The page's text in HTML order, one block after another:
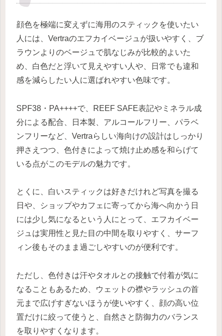
顔色を極端に変えずに海用のスティックを使いたい
人には、Vertraのエフカイベージュが扱いやすく、ブ
ラウンよりのベージュで肌なじみが比較的よいた
め、白色だと浮いて見えやすい人や、日常でも違和
感を減らしたい人に選ばれやすい色味です。
SPF38・PA++++で、REEF SAFE表記やミネラル成
分による配合、日本製、アルコールフリー、パラベ
ンフリーなど、Vertraらしい海向けの設計はしっかり
押さえつつ、色付きによって焼け止め感を和らげて
いる点がこのモデルの魅力です。
とくに、白いスティックは好きだけれど写真を撮る
日や、ショップやカフェに寄ってから海へ向かう日
には少し気になるという人にとって、エフカイベー
ジュは実用性と見た目の中間を取りやすく、サーフ
ィン後もそのまま過ごしやすいのが便利です。
ただし、色付きは汗やタオルとの接触で付着が気に
なることもあるため、ウェットの襟やラッシュの首
元まで広げすぎないほうが使いやすく、顔の高い位
置だけに絞って使うと、自然さと防御力のバランス
を取りやすくなります。